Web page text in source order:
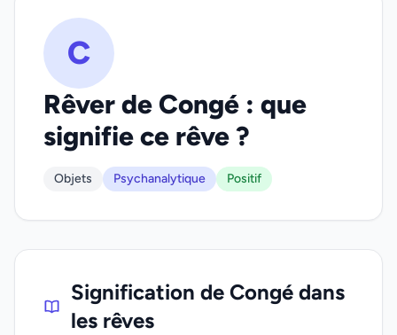
C
Rêver de Congé : que
signifie ce rêve ?
Objets Psychanalytique Positif
Signification de Congé dans
les rêves